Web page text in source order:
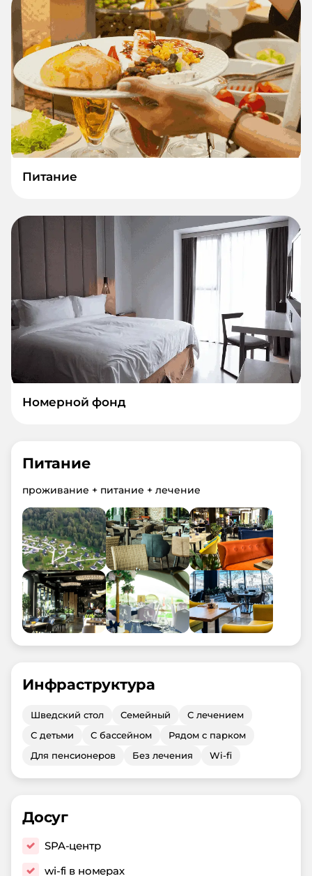
Питание
Номерной фонд
Питание
проживание + питание + лечение
Инфраструктура
Шведский стол Семейный
С лечением
С детьми
С бассейном
Рядом с парком
Для пенсионеров
Без лечения Wi-fi
Досуг
SPA-центр
wi-fi в номерах